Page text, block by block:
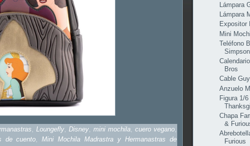
,Loungefly, Disney, mini mochila, cuero vegano,
de cuento,Mini Mochila Madrastra y Hermanastras de
Lámpara
Lámpara
Expositor
Mini
Teléfono
Bros
Cable
Anzuelo
Figura 1/
Chapa
&
Furious